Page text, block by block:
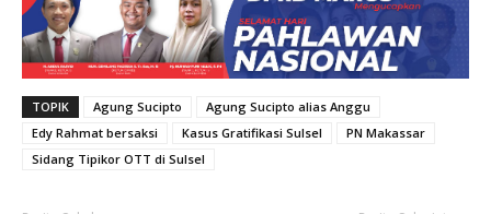
TOPIK Agung Sucipto
Agung Sucipto alias Anggu
Edy Rahmat bersaksi
Kasus Gratifikasi Sulsel
PN Makassar
Sidang Tipikor OTT di Sulsel